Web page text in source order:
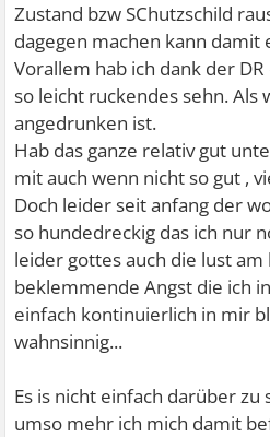
Zustand bzw SChutzschild
dagegen machen kann
Vorallem hab ich dank der
so leicht ruckendes sehn. Als
angedrunken ist.
Hab das ganze relativ gut
mit auch wenn nicht so gut ,
Doch leider seit anfang der
so hundedreckig das ich nur
leider gottes auch die lust am
beklemmende Angst die ich
einfach kontinuierlich in mir
wahnsinnig...
Es is nicht einfach darüber
umso mehr ich mich damit